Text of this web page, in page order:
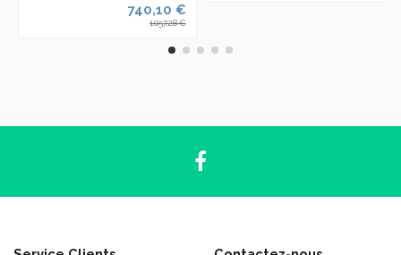
740,10 €
1 057,28 €